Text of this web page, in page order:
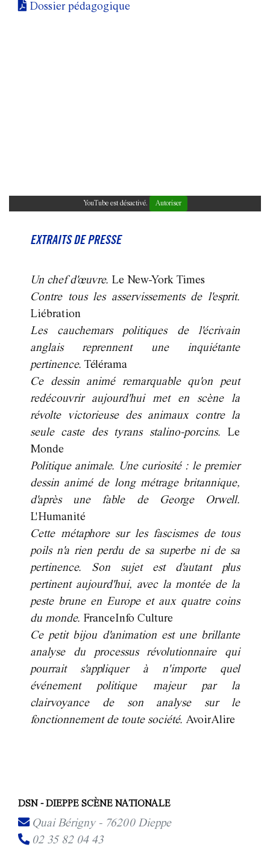
Dossier pédagogique
YouTube est désactivé. Autoriser
EXTRAITS DE PRESSE
Un chef d'œuvre. Le New-York Times
Contre tous les asservissements de l'esprit.
Liébration
Les cauchemars politiques de l'écrivain
anglais reprennent une inquiétante
pertinence. Télérama
Ce dessin animé remarquable qu'on peut
redécouvrir aujourd'hui met en scène la
révolte victorieuse des animaux contre la
seule caste des tyrans stalino-porcins. Le
Monde
Politique animale. Une curiosité : le premier
dessin animé de long métrage britannique,
d'après une fable de George Orwell.
L'Humanité
Cette métaphore sur les fascismes de tous
poils n'a rien perdu de sa superbe ni de sa
pertinence. Son sujet est d'autant plus
pertinent aujourd'hui, avec la montée de la
peste brune en Europe et aux quatre coins
du monde. FranceInfo Culture
Ce petit bijou d'animation est une brillante
analyse du processus révolutionnaire qui
pourrait s'appliquer à n'importe quel
événement politique majeur par la
clairvoyance de son analyse sur le
fonctionnement de toute société. AvoirAlire
DSN - DIEPPE SCÈNE NATIONALE
Quai Bérigny - 76200 Dieppe
02 35 82 04 43